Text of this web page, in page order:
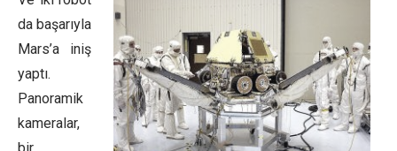
da başarıyla
Mars’a iniş
yaptı.
Panoramik
kameralar,